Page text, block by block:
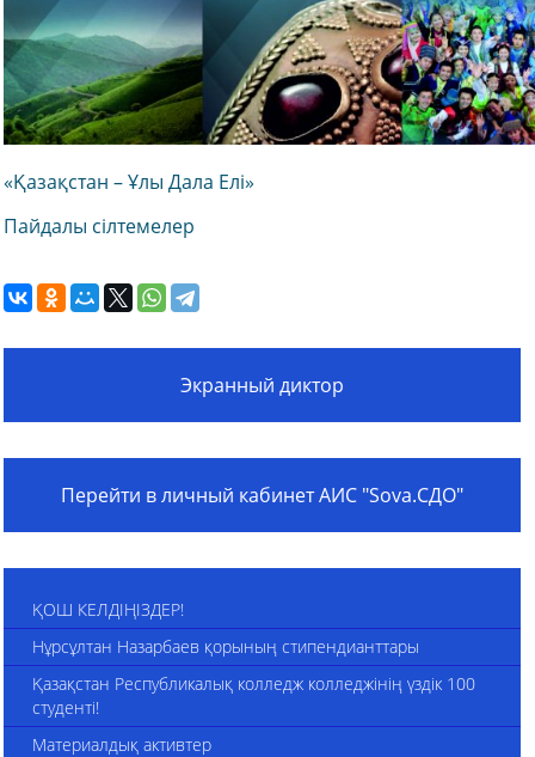
«Қазақстан – Ұлы Дала Елі»​
Пайдалы сілтемелер
Экранный диктор
Перейти в личный кабинет АИС "Sova.СДО"
ҚОШ КЕЛДІҢІЗДЕР!
Нұрсұлтан Назарбаев қорының стипендианттары
Қазақстан Республикалық колледж колледжінің үздік 100
студенті!
Материалдық активтер